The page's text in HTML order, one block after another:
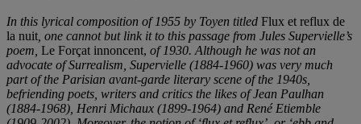
In this lyrical composition of 1955 by Toyen titled Flux et reflux de
la nuit , one cannot but link it to this passage from Jules Supervielle’s
poem, Le Forçat innoncent, of 1930. Although he was not an
advocate of Surrealism, Supervielle (1884-1960) was very much
part of the Parisian avant-garde literary scene of the 1940s,
befriending poets, writers and critics the likes of Jean Paulhan
(1884-1968), Henri Michaux (1899-1964) and René Etiemble